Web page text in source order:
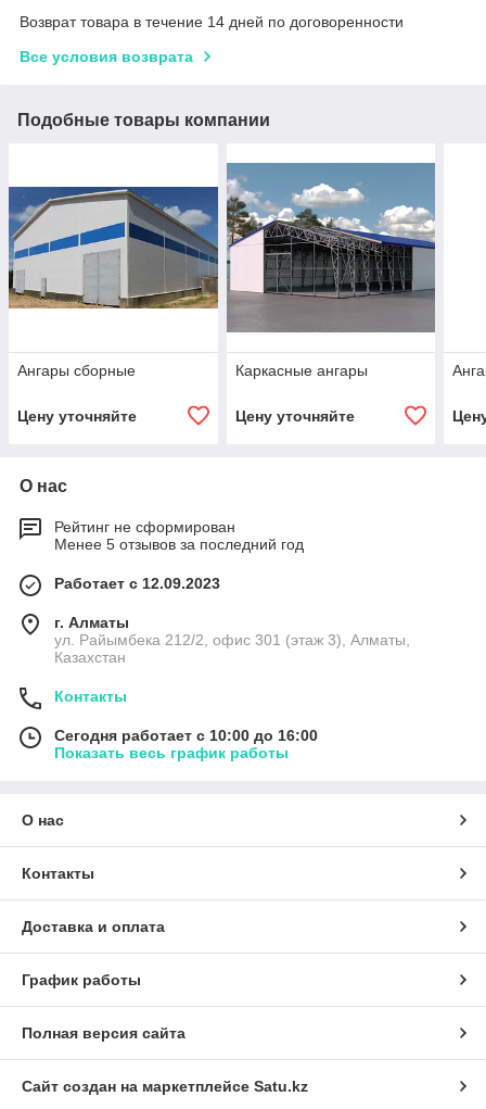
Возврат товара в течение 14 дней по договоренности
Все условия возврата
Подобные товары компании
Ангары сборные
Цену уточняйте
Каркасные ангары
Цену уточняйте
О нас
Рейтинг не сформирован
Менее 5 отзывов за последний год
Работает с 12.09.2023
г. Алматы
ул. Райымбека 212/2, офис 301 (этаж 3), Алматы,
Казахстан
Контакты
Сегодня работает с 10:00 до 16:00
Показать весь график работы
О нас
Контакты
Доставка и оплата
График работы
Полная версия сайта
Сайт создан на маркетплейсе Satu.kz